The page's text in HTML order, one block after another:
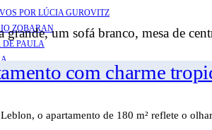
POR LÚCIA GUROVITZ
ZOBARAN
DE PAULA
com charme
o apartamento de 180 m² reflete o